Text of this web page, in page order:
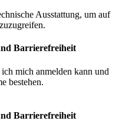
Ausstattung, um auf
Barrierefreiheit
mich anmelden kann und
bestehen.
Barrierefreiheit